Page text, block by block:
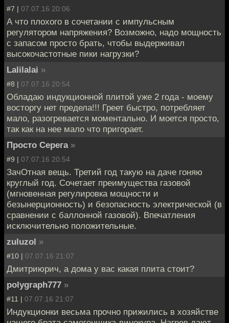
#7 | 07.07.16 20:06
А что плохого в сочетании с импульсным
регулятором напряжения? Возможно, надо мощность
с запасом просто брать, чтобы выдерживал
высокочастотные пики нагрузки?
Lalilalai »
#8 | 07.07.16 20:54
Обладаю индукционной плитой уже 2 года - моему
восторгу нет предела!!! Греет быстро, потребляет
мало, разогревается моментально. И моется просто,
так как на нее мало что пригорает.
Просто Серега »
#9 | 07.07.16 20:54
ЗачОтная вещь. Третий год такую на даче гоняю
круглый год. Сочетает преимущества газовой
(мгновенная регулировка мощности и
безынерционность) и безопасность электрической (в
сравнении с баллонной газовой). Впечатления
исключительно положительные.
zuluzol »
#10 | 07.07.16 21:07
Дмитриюрич, а дома у вас какая плита стоит?
polygraph777 »
#11 | 07.07.16 21:07
Индукционки весьма прочно прижились в хозяйстве